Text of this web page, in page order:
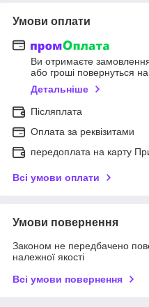
Умови оплати
Ви отримаєте
або гроші повернуться
Детальніше
Післяплата
Оплата за реквізитами
передоплата на карту
Всі умови оплати
Умови повернення
Законом не передбачено
належної якості
Всі умови повернення